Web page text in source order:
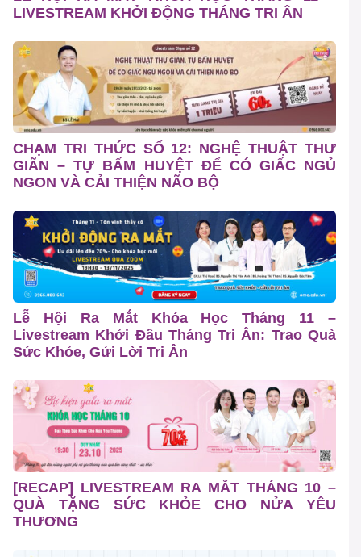
LIVESTREAM KHỞI ĐỘNG THÁNG TRI ÂN
CHẠM TRI THỨC SỐ 12: NGHỆ THUẬT THƯ
GIÃN – TỰ BẤM HUYỆT ĐỂ CÓ GIẤC NGỦ
NGON VÀ CẢI THIỆN NÃO BỘ
Lễ Hội Ra Mắt Khóa Học Tháng 11 –
Livestream Khởi Đầu Tháng Tri Ân: Trao Quà
Sức Khỏe, Gửi Lời Tri Ân
[RECAP] LIVESTREAM RA MẮT THÁNG 10 –
QUÀ TẶNG SỨC KHỎE CHO NỬA YÊU
THƯƠNG